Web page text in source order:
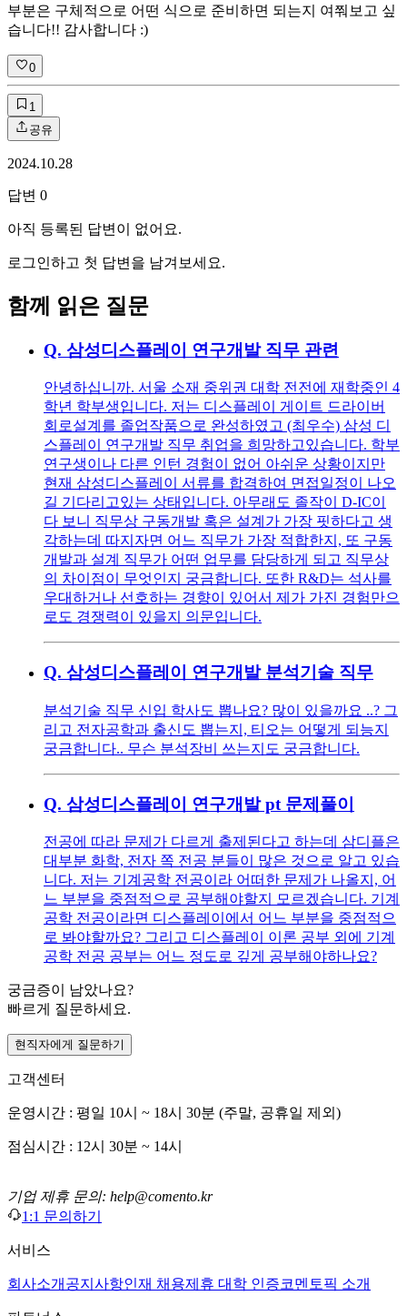
부분은 구체적으로 어떤 식으로 준비하면 되는지 여쭤보고 싶
습니다!! 감사합니다 :)
0
1
공유
2024.10.28
답변 0
아직 등록된 답변이 없어요.
로그인하고 첫 답변을 남겨보세요.
함께 읽은 질문
Q. 삼성디스플레이 연구개발 직무 관련
안녕하십니까. 서울 소재 중위권 대학 전전에 재학중인 4
학년 학부생입니다. 저는 디스플레이 게이트 드라이버
회로설계를 졸업작품으로 완성하였고 (최우수) 삼성 디
스플레이 연구개발 직무 취업을 희망하고있습니다. 학부
연구생이나 다른 인턴 경험이 없어 아쉬운 상황이지만
현재 삼성디스플레이 서류를 합격하여 면접일정이 나오
길 기다리고있는 상태입니다. 아무래도 졸작이 D-IC이
다 보니 직무상 구동개발 혹은 설계가 가장 핏하다고 생
각하는데 따지자면 어느 직무가 가장 적합한지, 또 구동
개발과 설계 직무가 어떤 업무를 담당하게 되고 직무상
의 차이점이 무엇인지 궁금합니다. 또한 R&D는 석사를
우대하거나 선호하는 경향이 있어서 제가 가진 경험만으
로도 경쟁력이 있을지 의문입니다.
Q. 삼성디스플레이 연구개발 분석기술 직무
분석기술 직무 신입 학사도 뽑나요? 많이 있을까요 ..? 그
리고 전자공학과 출신도 뽑는지, 티오는 어떻게 되능지
궁금합니다.. 무슨 분석장비 쓰는지도 궁금합니다.
Q. 삼성디스플레이 연구개발 pt 문제풀이
전공에 따라 문제가 다르게 출제된다고 하는데 삼디플은
대부분 화학, 전자 쪽 전공 분들이 많은 것으로 알고 있습
니다. 저는 기계공학 전공이라 어떠한 문제가 나올지, 어
느 부분을 중점적으로 공부해야할지 모르겠습니다. 기계
공학 전공이라면 디스플레이에서 어느 부분을 중점적으
로 봐야할까요? 그리고 디스플레이 이론 공부 외에 기계
공학 전공 공부는 어느 정도로 깊게 공부해야하나요?
궁금증이 남았나요?
빠르게 질문하세요.
현직자에게 질문하기
고객센터
운영시간 : 평일 10시 ~ 18시 30분 (주말, 공휴일 제외)
점심시간 : 12시 30분 ~ 14시
기업 제휴 문의: help@comento.kr
1:1 문의하기
서비스
회사소개 공지사항인재 채용제휴 대학 인증코멘토픽 소개